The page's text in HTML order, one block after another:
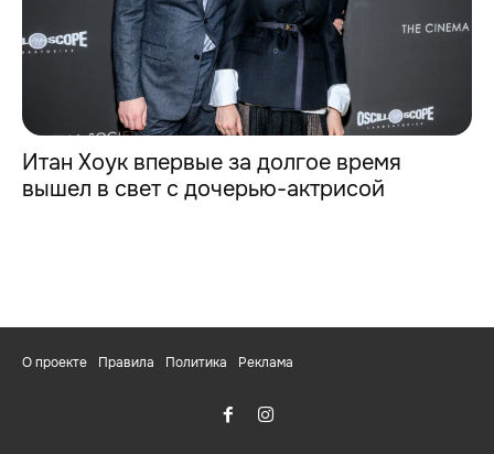
Итан Хоук впервые за долгое время
вышел в свет с дочерью-актрисой
О проекте Правила Политика Реклама